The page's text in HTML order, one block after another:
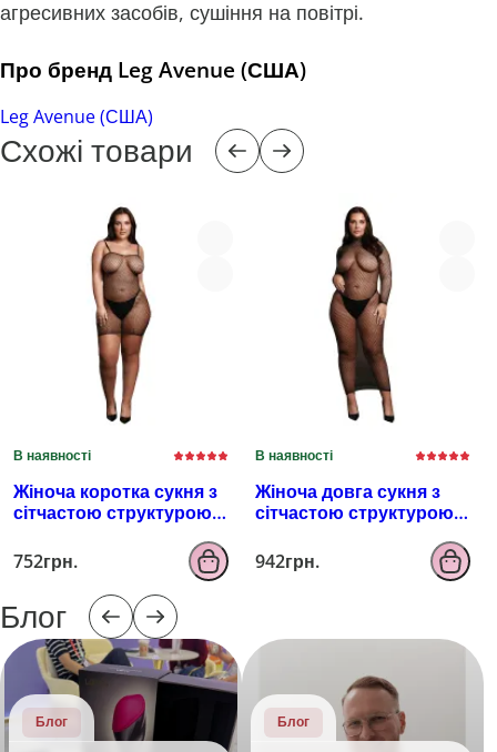
агресивних засобів, сушіння на повітрі.
Про бренд Leg Avenue (США)
Leg Avenue (США)
Схожі товари
В наявності
Жіноча коротка сукня з
сітчастою структурою
Le Désir Short Fishnet
Dress, чорна
752грн.
В наявності
Жіноча довга сукня з
сітчастою структурою
Désir Long Dress Fishnet,
чорна
942грн.
Блог
Блог Блог